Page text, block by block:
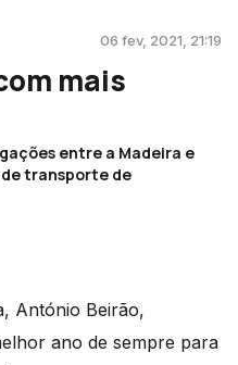
06 fev, 2021, 21:19
mais
entre a Madeira e
transporte de
António Beirão,
ano de sempre para